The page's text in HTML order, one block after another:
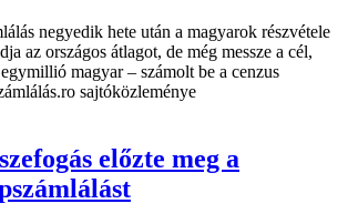
negyedik hete után a magyarok részvétele
az országos átlagot, de még messze a cél,
magyar – számolt be a cenzus
sajtóközleménye
előzte meg a